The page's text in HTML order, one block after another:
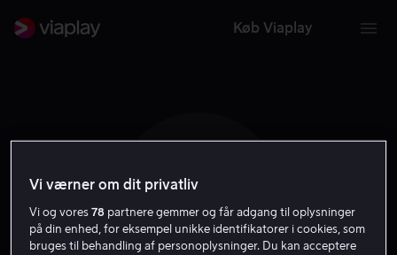
Køb Viaplay
B G
Vi værner om dit privatliv
Vi og vores78 partnere gemmer og får adgang til oplysninger
på din enhed, for eksempel unikke identifikatorer i cookies, som
bruges til behandling af personoplysninger. Du kan acceptere